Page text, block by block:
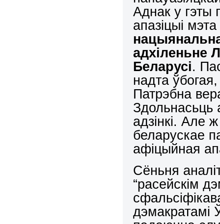
Аднак у гэты
апазіцыі
адхіленьне
Беларусі.
надта
Патрэбна
Здольнасьць
адзінкі. Але
беларускае
афіцыйная
Сёньня
“расейскім
дэмакратамі